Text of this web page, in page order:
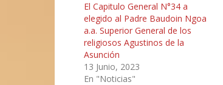
El Capitulo General N°34 a
elegido al Padre Baudoin Ngoa
a.a. Superior General de los
religiosos Agustinos de la
Asunción
13 Junio, 2023
En "Noticias"